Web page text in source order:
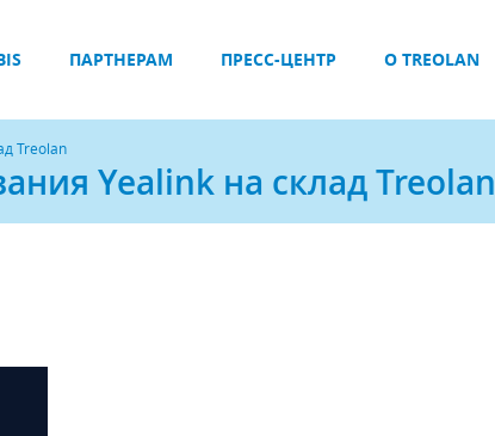
ПАРТНЕРАМ ПРЕСС-ЦЕНТР О TREOLAN
Treolan
Yealink на склад Treolan